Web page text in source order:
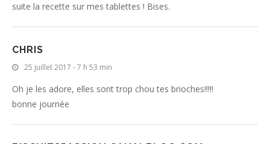
suite la recette sur mes tablettes ! Bises.
CHRIS
25 juillet 2017 - 7 h 53 min
Oh je les adore, elles sont trop chou tes brioches!!!!!
bonne journée